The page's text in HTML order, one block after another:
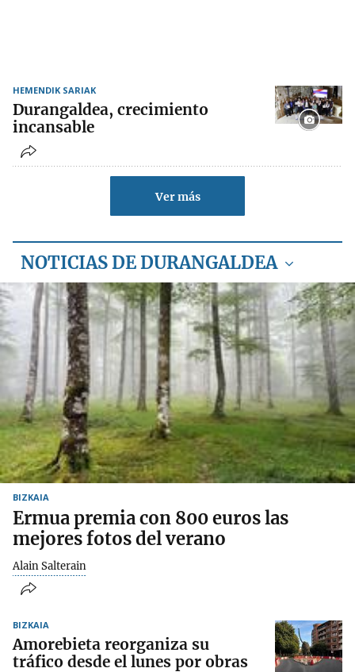
HEMENDIK SARIAK
Durangaldea, crecimiento
incansable
Ver más
NOTICIAS DE DURANGALDEA
BIZKAIA
Ermua premia con 800 euros las
mejores fotos del verano
Alain Salterain
BIZKAIA
Amorebieta reorganiza su
tráfico desde el lunes por obras